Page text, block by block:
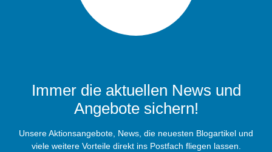
Immer die aktuellen News und
Angebote sichern!
Unsere Aktionsangebote, News, die neuesten Blogartikel und
viele weitere Vorteile direkt ins Postfach fliegen lassen.